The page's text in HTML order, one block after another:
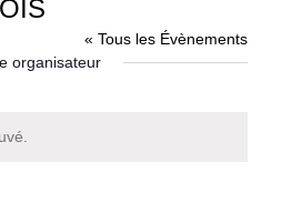
« Tous les Évènements
organisateur